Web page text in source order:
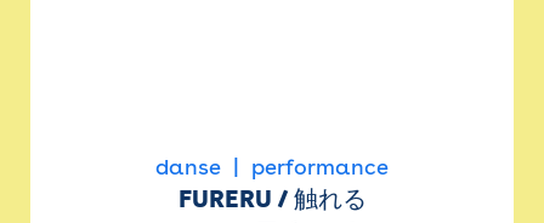
danse performance
FURERU / 触れる